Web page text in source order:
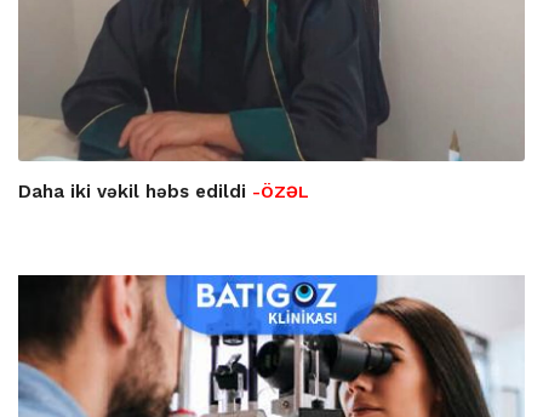
Daha iki vəkil həbs edildi -ÖZƏL